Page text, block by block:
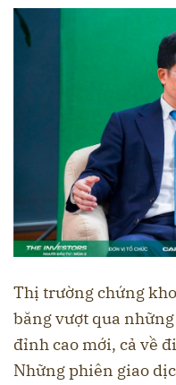
Thị trường chứng
băng vượt qua
đỉnh cao mới, cả về
Những phiên giao